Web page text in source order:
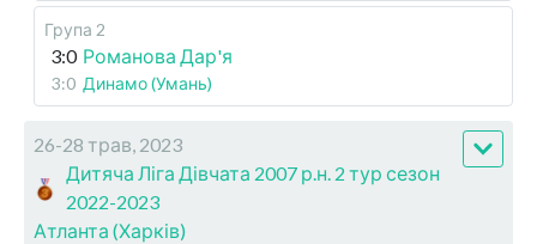
Група 2
3:0 Романова Дар'я
3:0 Динамо (Умань)
26-28 трав, 2023
Дитяча Ліга Дівчата 2007 р.н. 2 тур сезон
2022-2023
Атланта (Харків)